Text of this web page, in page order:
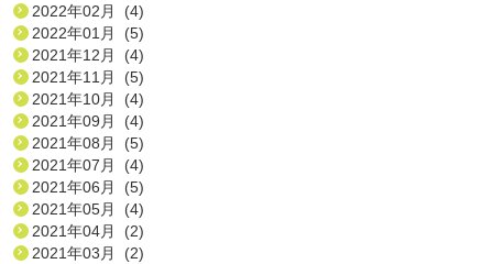
2022年02月 (4)
2022年01月 (5)
2021年12月 (4)
2021年11月 (5)
2021年10月 (4)
2021年09月 (4)
2021年08月 (5)
2021年07月 (4)
2021年06月 (5)
2021年05月 (4)
2021年04月 (2)
2021年03月 (2)